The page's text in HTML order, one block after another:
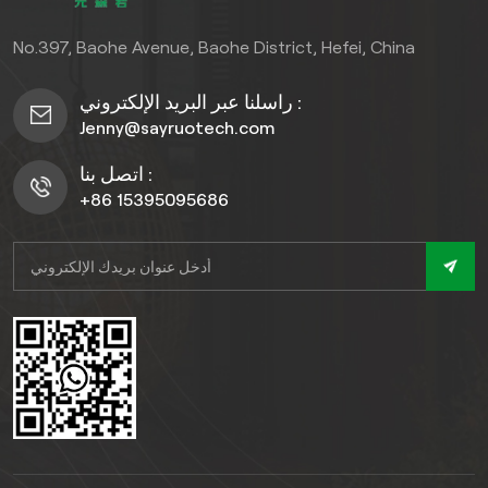
فعالًا من حيث التكلفة لأولئك
والموثوقية في احتياجاتهم من
الأسوار.
No.397, Baohe Avenue, Baohe District, Hefei, China
راسلنا عبر البريد الإلكتروني :
Jenny@sayruotech.com
اتصل بنا :
+86 15395095686